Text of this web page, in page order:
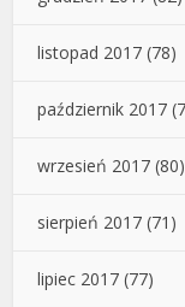
listopad 2017 (78)
październik 2017
wrzesień 2017 (80)
sierpień 2017 (71)
lipiec 2017 (77)